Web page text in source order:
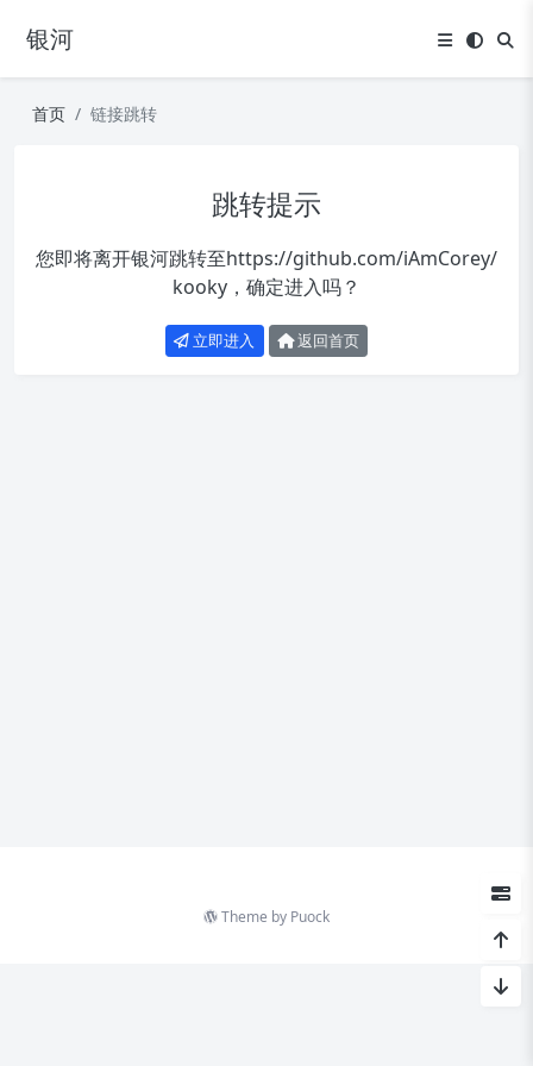
银河
首页 链接跳转
跳转提示
您即将离开银河跳转至https://github.com/iAmCorey/
kooky ，确定进入吗？
立即进入 返回首页
Theme by Puock